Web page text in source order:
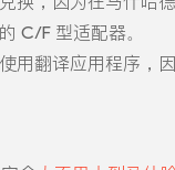
C/F 型适配器。
用翻译应用程序，